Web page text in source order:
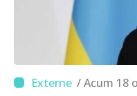
/ Acum 18